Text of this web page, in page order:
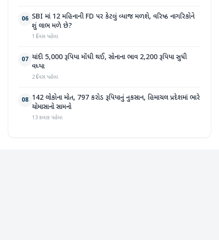
06 SBI માં 12 મહિનાની FD પર કેટલું વ્યાજ મળશે, વરિષ્ઠ નાગરિકોને
શું લાભ મળે છે?
1 દિવસ પહેલા
07 ચાંદી 5,000 રૂપિયા મોંઘી થઈ, સોનાના ભાવ 2,200 રૂપિયા સુધી
વધ્યા
2 દિવસ પહેલા
08 142 લોકોના મોત, 797 કરોડ રૂપિયાનું નુકસાન, હિમાચલ પ્રદેશમાં ભારે
ચોમાસાનો સામનો
13 કલાક પહેલા